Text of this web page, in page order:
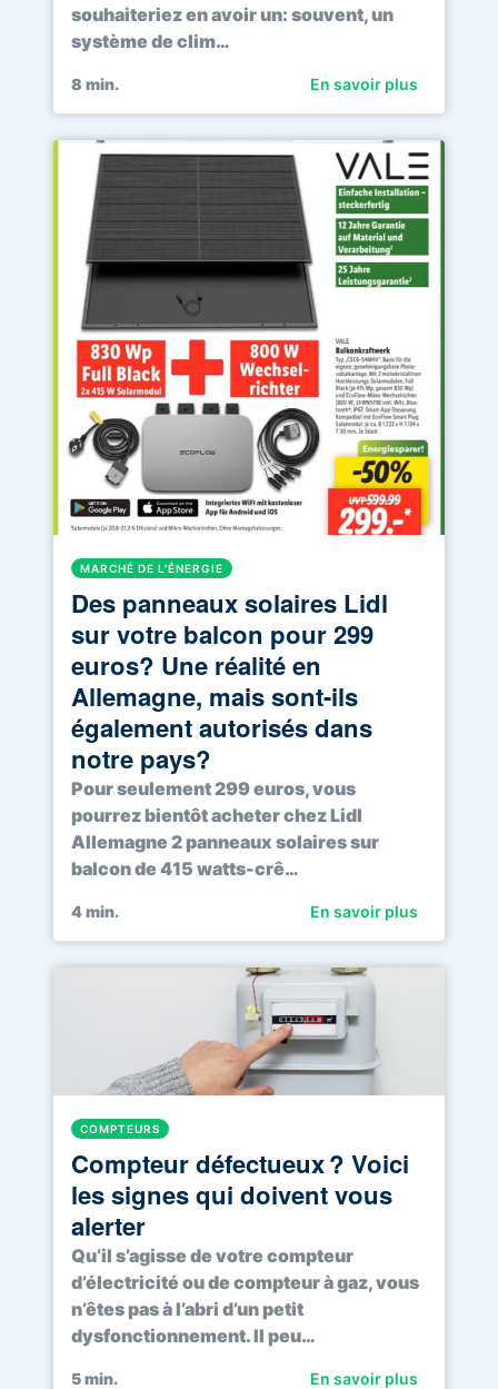
souhaiteriez en avoir un: souvent, un
système de clim…
8 min. En savoir plus
MARCHÉ DE L'ÉNERGIE
Des panneaux solaires Lidl
sur votre balcon pour 299
euros? Une réalité en
Allemagne, mais sont-ils
également autorisés dans
notre pays?
Pour seulement 299 euros, vous
pourrez bientôt acheter chez Lidl
Allemagne 2 panneaux solaires sur
balcon de 415 watts-crê…
4min. En savoir plus
COMPTEURS
Compteur défectueux ? Voici
les signes qui doivent vous
alerter
Qu’il s’agisse de votre compteur
d’électricité ou de compteur à gaz, vous
n’êtes pas à l’abri d’un petit
dysfonctionnement. Il peu…
5min. En savoir plus